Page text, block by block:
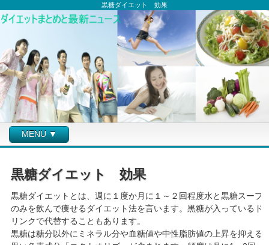
黒糖ダイエット 効果
MENU ▼
黒糖ダイエット 効果
黒糖ダイエットとは、週に１度か月に１～２回程度水と黒糖スープ
のみを飲んで痩せるダイエット法を言います。黒糖が入っているド
リンクで代替することもあります。
黒糖は糖分以外にミネラル分や血糖値や中性脂肪値の上昇を抑える